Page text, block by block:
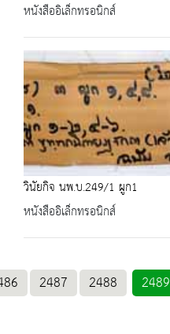
หนังสืออิเล็กทรอนิกส์
วินัยกิจ นพ.บ.249/1 ผูก1
หนังสืออิเล็กทรอนิกส์
2487 2488 2489